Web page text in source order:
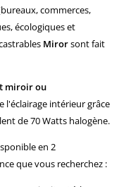
commerces,
écologiques et
Mirorsont fait
miroir ou
l'éclairage intérieur grâce
de 70 Watts halogène.
en 2
que vous recherchez :